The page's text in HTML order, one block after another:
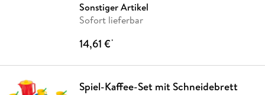
Sonstiger Artikel
Sofort lieferbar
14,61 €*
Spiel-Kaffee-Set mit Schneidebrett